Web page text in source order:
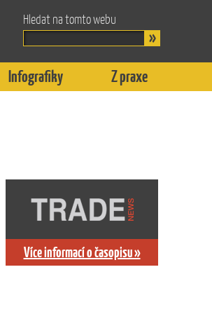
Hledat na tomto webu
Infografiky Z praxe
Více informací o časopisu »